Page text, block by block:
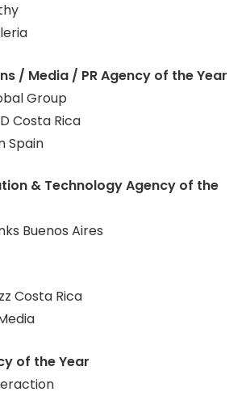
/ Media / PR Agency of the Year
Group
Costa Rica
Spain
& Technology Agency of the
Buenos Aires
Costa Rica
of the Year